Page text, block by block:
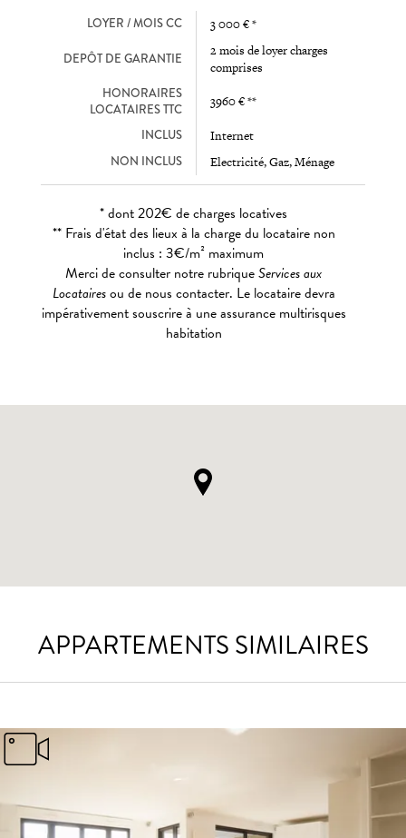
LOYER / MOIS CC 3 000 € *
DEPÔT DE GARANTIE
2 mois de loyer charges
comprises
HONORAIRES
LOCATAIRES TTC
3960 € **
INCLUS Internet
NON INCLUS Electricité, Gaz, Ménage
* dont 202€ de charges locatives
** Frais d'état des lieux à la charge du locataire non
inclus : 3€/m² maximum
Merci de consulter notre rubriqueServices aux
Locatairesou de nous contacter. Le locataire devra
impérativement souscrire à une assurance multirisques
habitation
APPARTEMENTS SIMILAIRES